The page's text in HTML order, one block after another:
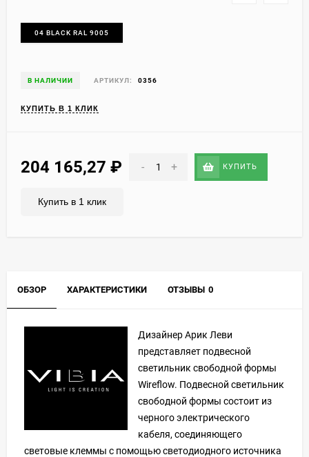
04 BLACK RAL 9005
В НАЛИЧИИ АРТИКУЛ: 0356
КУПИТЬ В 1 КЛИК
204 165,27 ₽ - + КУПИТЬ
Купить в 1 клик
ОБЗОР ХАРАКТЕРИСТИКИ ОТЗЫВЫ 0
Дизайнер Арик Леви
представляет подвесной
светильник свободной формы
Wireflow. Подвесной светильник
свободной формы состоит из
черного электрического
кабеля, соединяющего
световые клеммы с помощью светодиодного источника